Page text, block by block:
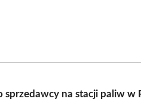
na stacji paliw w